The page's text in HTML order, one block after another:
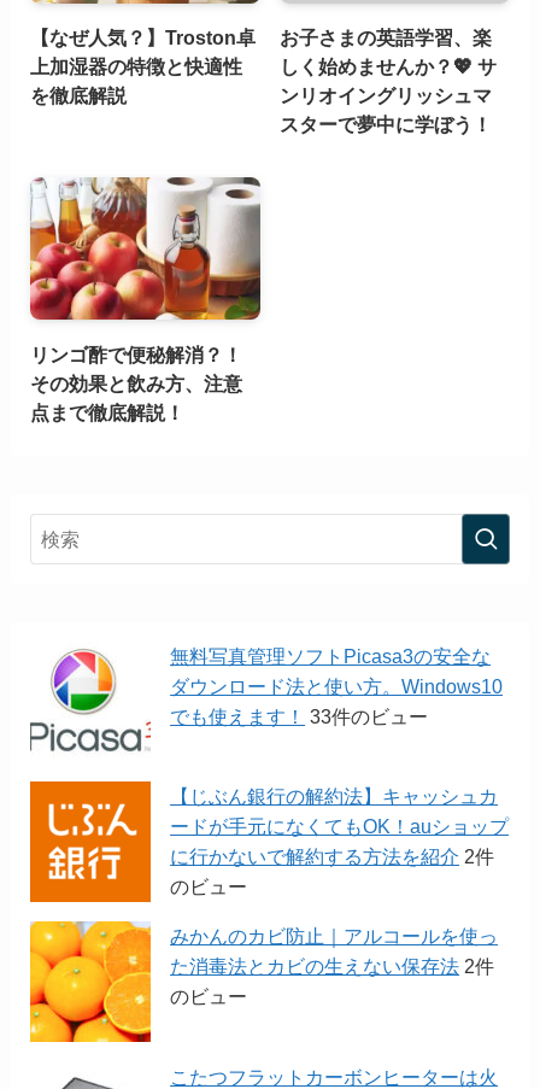
【なぜ人気？】Troston卓
上加湿器の特徴と快適性
を徹底解説
お子さまの英語学習、楽
しく始めませんか？💖 サ
ンリオイングリッシュマ
スターで夢中に学ぼう！
リンゴ酢で便秘解消？！
その効果と飲み方、注意
点まで徹底解説！
無料写真管理ソフトPicasa3の安全な
ダウンロード法と使い方。Windows10
でも使えます！
33件のビュー
【じぶん銀行の解約法】キャッシュカ
ードが手元になくてもOK！auショップ
に行かないで解約する方法を紹介 2件
のビュー
みかんのカビ防止｜アルコールを使っ
た消毒法とカビの生えない保存法 2件
のビュー
こたつフラットカーボンヒーターは火